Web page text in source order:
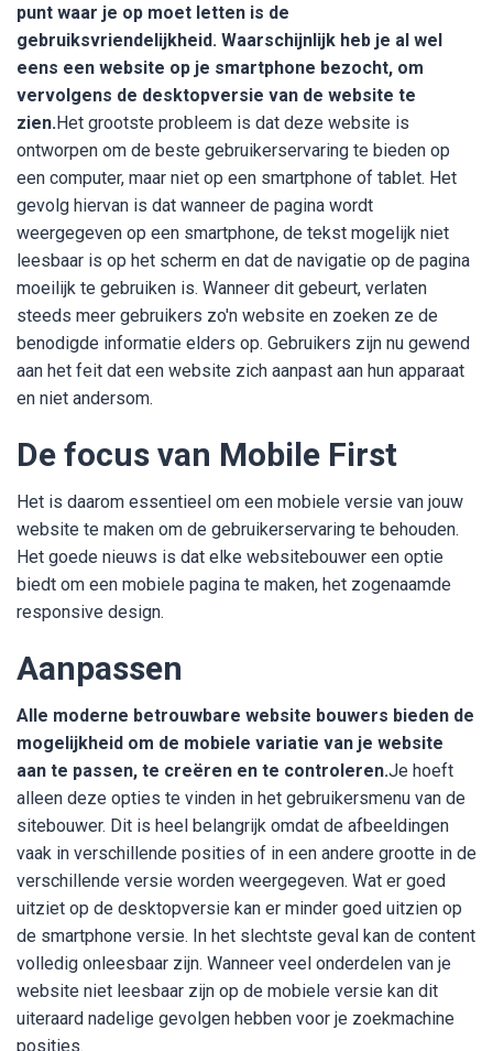
punt waar je op moet letten is de
gebruiksvriendelijkheid. Waarschijnlijk heb je al wel
eens een website op je smartphone bezocht, om
vervolgens de desktopversie van de website te
zien.Het grootste probleem is dat deze website is
ontworpen om de beste gebruikerservaring te bieden op
een computer, maar niet op een smartphone of tablet. Het
gevolg hiervan is dat wanneer de pagina wordt
weergegeven op een smartphone, de tekst mogelijk niet
leesbaar is op het scherm en dat de navigatie op de pagina
moeilijk te gebruiken is. Wanneer dit gebeurt, verlaten
steeds meer gebruikers zo'n website en zoeken ze de
benodigde informatie elders op. Gebruikers zijn nu gewend
aan het feit dat een website zich aanpast aan hun apparaat
en niet andersom.
De focus van Mobile First
Het is daarom essentieel om een mobiele versie van jouw
website te maken om de gebruikerservaring te behouden.
Het goede nieuws is dat elke websitebouwer een optie
biedt om een mobiele pagina te maken, het zogenaamde
responsive design.
Aanpassen
Alle moderne betrouwbare website bouwers bieden de
mogelijkheid om de mobiele variatie van je website
aan te passen, te creëren en te controleren.Je hoeft
alleen deze opties te vinden in het gebruikersmenu van de
sitebouwer. Dit is heel belangrijk omdat de afbeeldingen
vaak in verschillende posities of in een andere grootte in de
verschillende versie worden weergegeven. Wat er goed
uitziet op de desktopversie kan er minder goed uitzien op
de smartphone versie. In het slechtste geval kan de content
volledig onleesbaar zijn. Wanneer veel onderdelen van je
website niet leesbaar zijn op de mobiele versie kan dit
uiteraard nadelige gevolgen hebben voor je zoekmachine
posities.